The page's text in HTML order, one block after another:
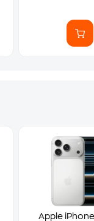
Apple iPhone